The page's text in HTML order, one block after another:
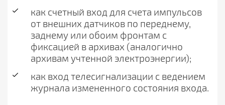
как счетный вход для счета импульсов
от внешних датчиков по переднему,
заднему или обоим фронтам с
фиксацией в архивах (аналогично
архивам учтенной электроэнергии);
как вход телесигнализации с ведением
журнала измененного состояния входа.